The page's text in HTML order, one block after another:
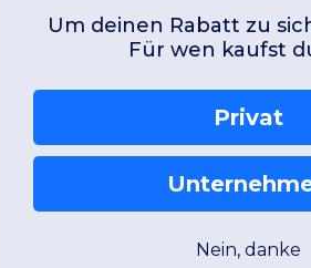
Um deinen Rabatt zu
Für wen kaufst
Privat
Nein, danke